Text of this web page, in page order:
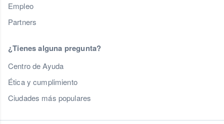
Empleo
Partners
¿Tienes alguna pregunta?
Centro de Ayuda
Ética y cumplimiento
Ciudades más populares